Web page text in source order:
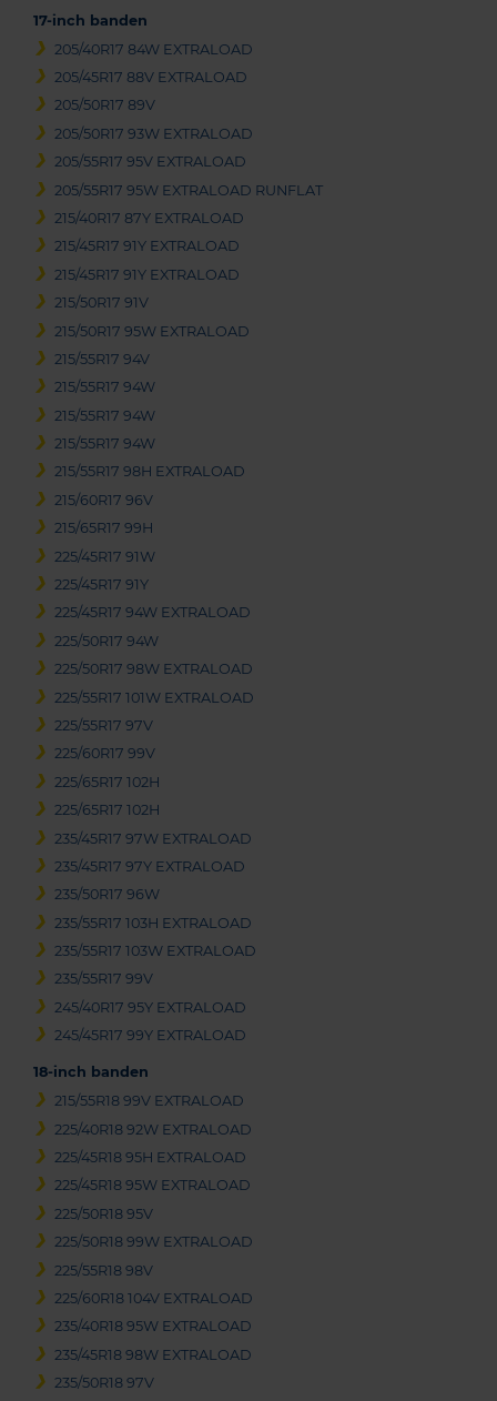
17-inch banden
205/40R17 84W EXTRALOAD
205/45R17 88V EXTRALOAD
205/50R17 89V
205/50R17 93W EXTRALOAD
205/55R17 95V EXTRALOAD
205/55R17 95W EXTRALOAD RUNFLAT
215/40R17 87Y EXTRALOAD
215/45R17 91Y EXTRALOAD
215/45R17 91Y EXTRALOAD
215/50R17 91V
215/50R17 95W EXTRALOAD
215/55R17 94V
215/55R17 94W
215/55R17 94W
215/55R17 94W
215/55R17 98H EXTRALOAD
215/60R17 96V
215/65R17 99H
225/45R17 91W
225/45R17 91Y
225/45R17 94W EXTRALOAD
225/50R17 94W
225/50R17 98W EXTRALOAD
225/55R17 101W EXTRALOAD
225/55R17 97V
225/60R17 99V
225/65R17 102H
225/65R17 102H
235/45R17 97W EXTRALOAD
235/45R17 97Y EXTRALOAD
235/50R17 96W
235/55R17 103H EXTRALOAD
235/55R17 103W EXTRALOAD
235/55R17 99V
245/40R17 95Y EXTRALOAD
245/45R17 99Y EXTRALOAD
18-inch banden
215/55R18 99V EXTRALOAD
225/40R18 92W EXTRALOAD
225/45R18 95H EXTRALOAD
225/45R18 95W EXTRALOAD
225/50R18 95V
225/50R18 99W EXTRALOAD
225/55R18 98V
225/60R18 104V EXTRALOAD
235/40R18 95W EXTRALOAD
235/45R18 98W EXTRALOAD
235/50R18 97V